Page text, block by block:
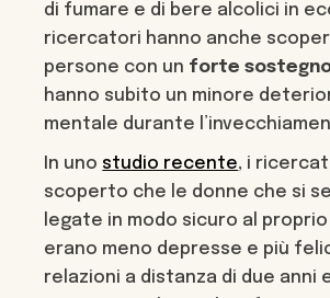
di fumare e di bere alcolici in
ricercatori hanno anche
persone con un forte
hanno subito un minore
mentale durante
In uno studio recente, i
scoperto che le donne che si
legate in modo sicuro al
erano meno depresse e più
relazioni a distanza di due anni